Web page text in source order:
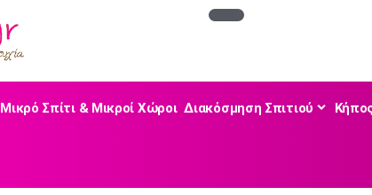
Μικρό Σπίτι & Μικροί Χώροι Διακόσμηση Σπιτιού